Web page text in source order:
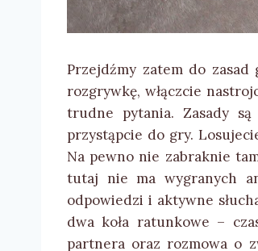
Przejdźmy zatem do
rozgrywkę, włączcie
trudne pytania. Zasady
przystąpcie do gry.
Na pewno nie zabraknie
tutaj nie ma wygranych
odpowiedzi i aktywne
dwa koła ratunkowe –
partnera oraz rozmowa o